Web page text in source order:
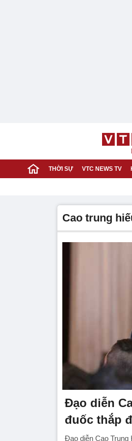
THỜI SỰ VTC NEWS TV
cao trung
Đạo diễn
đuốc thắp
Đạo diễn Cao Trung